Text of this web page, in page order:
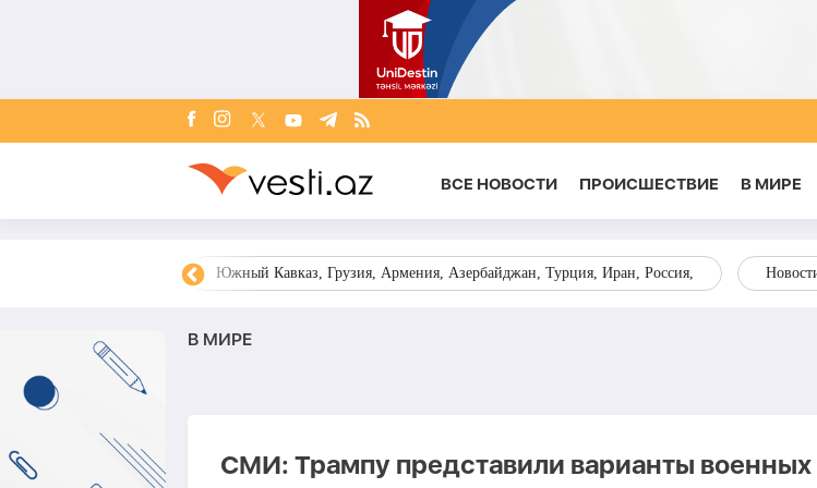
ВСЕ НОВОСТИ ПРОИСШЕСТВИЕ В МИРЕ
Южный Кавказ, Грузия, Армения, Азербайджан, Турция, Иран, Россия,
В МИРЕ
СМИ: Трампу представили варианты военных